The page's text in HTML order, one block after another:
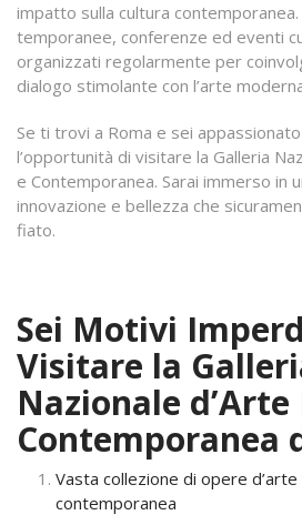
impatto sulla cultura
temporanee, conferenze ed eventi
organizzati regolarmente per
dialogo stimolante con l’arte
Se ti trovi a Roma e sei
l’opportunità di visitare la Galleria
e Contemporanea. Sarai immerso in
innovazione e bellezza che
fiato.
Sei Motivi
Visitare la
Nazionale
Contemporanea
Vasta collezione di opere
contemporanea